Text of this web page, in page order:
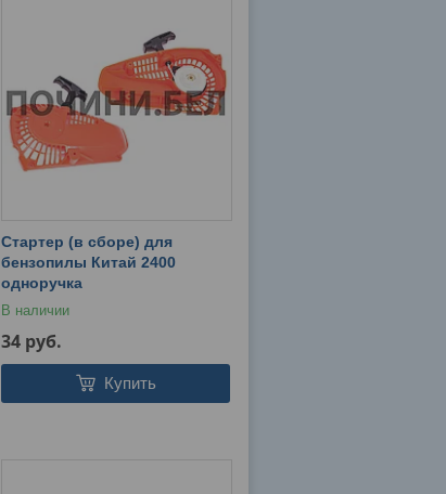
Стартер (в сборе) для
бензопилы Китай 2400
одноручка
В наличии
34 руб.
Купить